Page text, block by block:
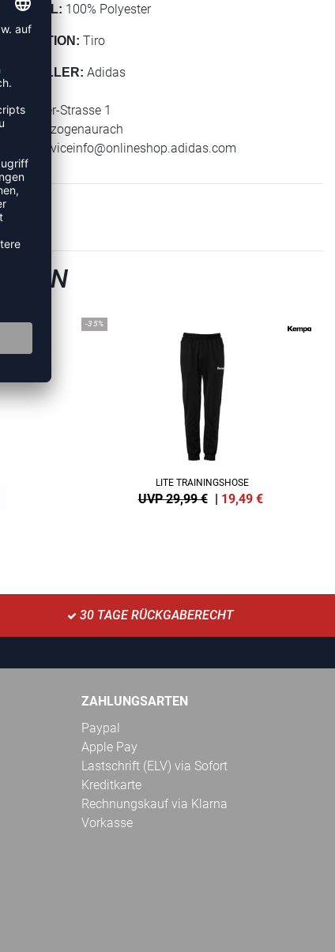
MATERIAL: 100% Polyester
KOLLEKTION: Tiro
Adidas
AG
Dassler-Strasse 1
Herzogenaurach
serviceinfo@onlineshop.adidas.com
-35%
LITE TRAININGSHOSE
UVP 29,99 € | 19,49 €
30 TAGE RÜCKGABERECHT
ZAHLUNGSARTEN
Paypal
Apple Pay
Lastschrift (ELV) via Sofort
Kreditkarte
Rechnungskauf via Klarna
Vorkasse